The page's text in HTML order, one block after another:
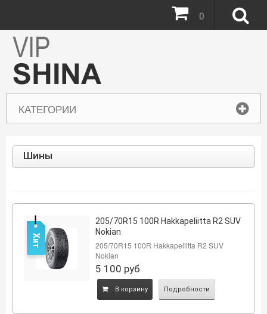
КАТЕГОРИИ
0
Шины
205/70R15 100R Hakkapeliitta R2 SUV
Nokian
205/70R15 100R Hakkapeliitta R2 SUV
Nokian
5 100 руб
B корзину Подробности
Хит